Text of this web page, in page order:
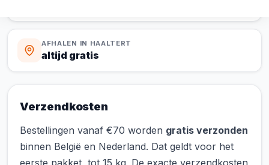
AFHALEN IN HAALTERT
altijd gratis
Verzendkosten
Bestellingen vanaf €70 worden gratis verzonden
binnen België en Nederland. Dat geldt voor het
eerste pakket, tot 15 kg. De exacte verzendkosten